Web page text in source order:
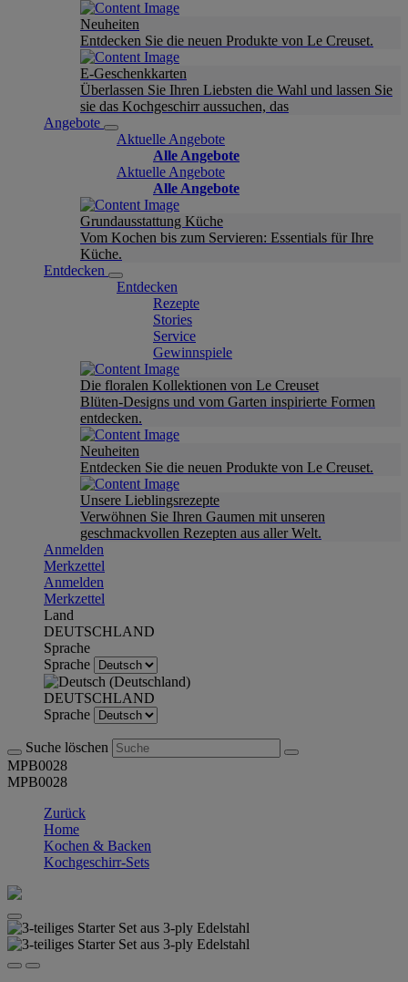
Neuheiten
Entdecken Sie die neuen Produkte von Le Creuset.
E-Geschenkkarten
Überlassen Sie Ihren Liebsten die Wahl und lassen Sie
sie das Kochgeschirr aussuchen, das
Angebote
Aktuelle Angebote
Alle Angebote
Aktuelle Angebote
Alle Angebote
Grundausstattung Küche
Vom Kochen bis zum Servieren: Essentials für Ihre
Küche.
Entdecken
Entdecken
Rezepte
Stories
Service
Gewinnspiele
Die floralen Kollektionen von Le Creuset
Blüten-Designs und vom Garten inspirierte Formen
entdecken.
Neuheiten
Entdecken Sie die neuen Produkte von Le Creuset.
Unsere Lieblingsrezepte
Verwöhnen Sie Ihren Gaumen mit unseren
geschmackvollen Rezepten aus aller Welt.
Anmelden
Merkzettel
Anmelden
Merkzettel
Land
DEUTSCHLAND
Sprache
Sprache
DEUTSCHLAND
Sprache
Suche löschen
MPB0028
MPB0028
Zurück
Home
Kochen & Backen
Kochgeschirr-Sets